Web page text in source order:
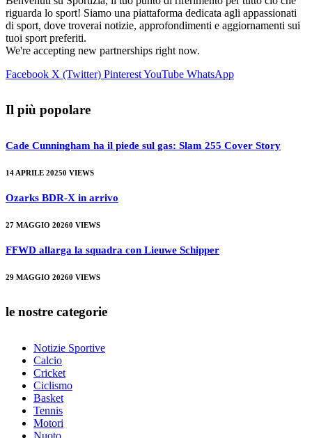
riguarda lo sport! Siamo una piattaforma dedicata agli appassionati
di sport, dove troverai notizie, approfondimenti e aggiornamenti sui
tuoi sport preferiti.
We're accepting new partnerships right now.
Facebook X (Twitter) PinterestYouTube WhatsApp
Il più popolare
Cade Cunningham ha il piede sul gas: Slam 255 Cover Story
14 APRILE 20250 VIEWS
Ozarks BDR-X in arrivo
27 MAGGIO 20260 VIEWS
FFWD allarga la squadra con Lieuwe Schipper
29 MAGGIO 20260 VIEWS
le nostre categorie
Notizie Sportive
Calcio
Cricket
Ciclismo
Basket
Tennis
Motori